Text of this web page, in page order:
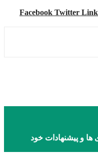
Facebook Twitter
و پیشنهادات خود